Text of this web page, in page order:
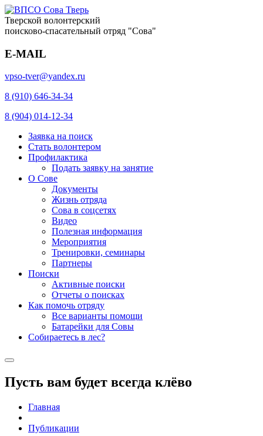
Тверской волонтерский
поисково-спасательный отряд "Сова"
E-MAIL
vpso-tver@yandex.ru
8 (910) 646-34-34
8 (904) 014-12-34
Заявка на поиск
Стать волонтером
Профилактика
Подать заявку на занятие
О Сове
Документы
Жизнь отряда
Сова в соцсетях
Видео
Полезная информация
Мероприятия
Тренировки, семинары
Партнеры
Поиски
Активные поиски
Отчеты о поисках
Как помочь отряду
Все варианты помощи
Батарейки для Совы
Собираетесь в лес?
Пусть вам будет всегда клёво
Главная
Публикации